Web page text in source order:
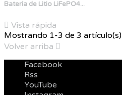
Batería de Litio LiFePO4...
 Vista rápida
Mostrando 1-3 de 3 artículo(s)
Volver arriba 
Facebook
Rss
YouTube